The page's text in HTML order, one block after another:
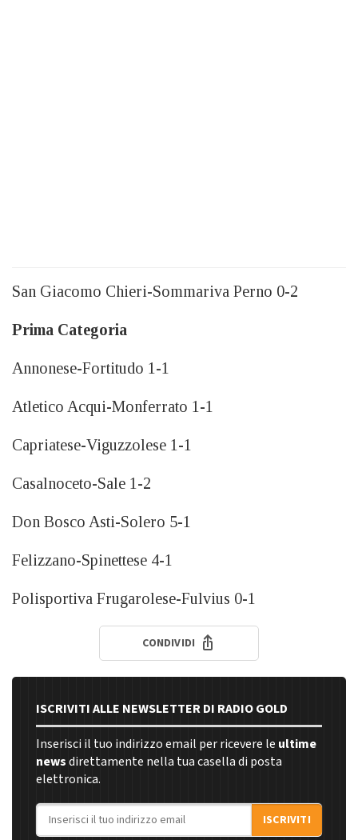
San Giacomo Chieri-Sommariva Perno 0-2
Prima Categoria
Annonese-Fortitudo 1-1
Atletico Acqui-Monferrato 1-1
Capriatese-Viguzzolese 1-1
Casalnoceto-Sale 1-2
Don Bosco Asti-Solero 5-1
Felizzano-Spinettese 4-1
Polisportiva Frugarolese-Fulvius 0-1
CONDIVIDI
ISCRIVITI ALLE NEWSLETTER DI RADIO GOLD
Inserisci il tuo indirizzo email per ricevere le ultime
newsdirettamente nella tua casella di posta
elettronica.
Indirizzo email
ISCRIVITI